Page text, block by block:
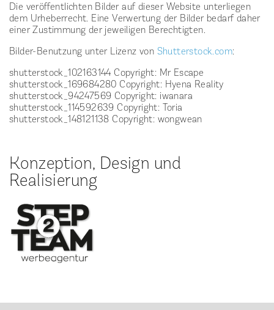
Die veröffentlichten Bilder auf dieser Website unterliegen
dem Urheberrecht. Eine Verwertung der Bilder bedarf daher
einer Zustimmung der jeweiligen Berechtigten.
Bilder-Benutzung unter Lizenz von Shutterstock.com:
shutterstock_102163144 Copyright: Mr Escape
shutterstock_169684280 Copyright: Hyena Reality
shutterstock_94247569 Copyright: iwanara
shutterstock_114592639 Copyright: Toria
shutterstock_148121138 Copyright: wongwean
Konzeption, Design und
Realisierung